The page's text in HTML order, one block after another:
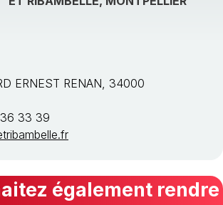
ERNEST RENAN, 34000
33 39
également rendre